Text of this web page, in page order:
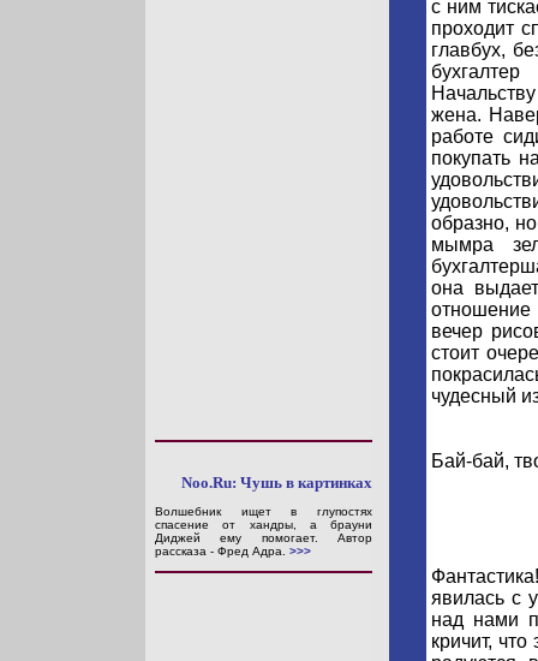
с ним
проходит
главбух,
жена.
работе
покупать
образно,
мымра
она
отношение
вечер
стоит
чудесный
Noo.Ru: Чушь в картинках
Волшебник ищет в глупостях
спасение от хандры, а брауни
Диджей ему помогает. Автор
рассказа - Фред Адра. >>>
Бай-бай,
явилась с
над нами
кричит,